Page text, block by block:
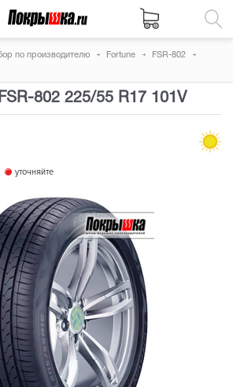
по производителю Fortune
FSR-802
802 225/55 R17 101V
уточняйте